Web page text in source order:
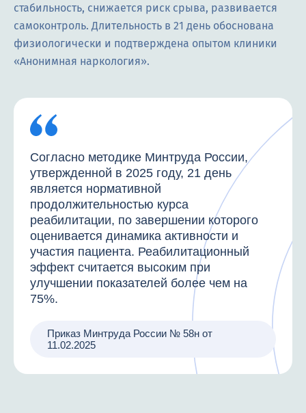
стабильность, снижается риск срыва, развивается
самоконтроль. Длительность в 21 день обоснована
физиологически и подтверждена опытом клиники
«Анонимная наркология».
Согласно методике Минтруда России,
утвержденной в 2025 году, 21 день
является нормативной
продолжительностью курса
реабилитации, по завершении которого
оценивается динамика активности и
участия пациента. Реабилитационный
эффект считается высоким при
улучшении показателей более чем на
75%.
Приказ Минтруда России № 58н от
11.02.2025